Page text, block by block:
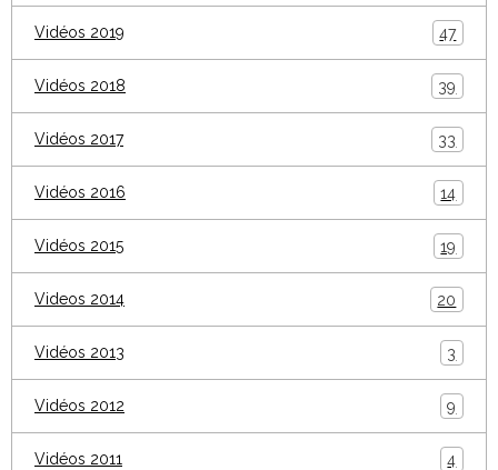
Vidéos 2019 47
Vidéos 2018 39
Vidéos 2017 33
Vidéos 2016 14
Vidéos 2015 19
Videos 2014 20
Vidéos 2013 3
Vidéos 2012 9
Vidéos 2011 4